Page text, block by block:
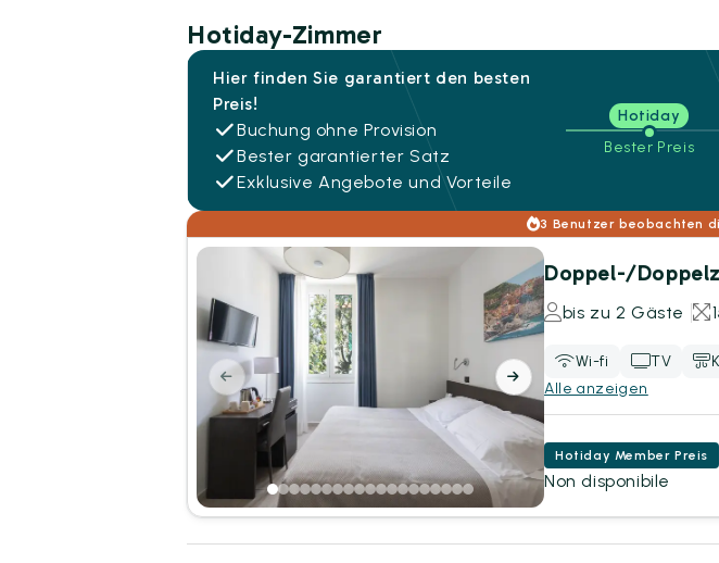
Hotiday-Zimmer
Hier finden Sie garantiert den besten
Preis!
Buchung ohne Provision
Bester garantierter Satz
Exklusive Angebote und Vorteile
Hotiday
Bester Preis
3 Benutzer beobachten
Doppel-/
bis zu 2 Gäste
Wi-fi TV
Alle anzeigen
Hotiday Member Preis
Non disponibile